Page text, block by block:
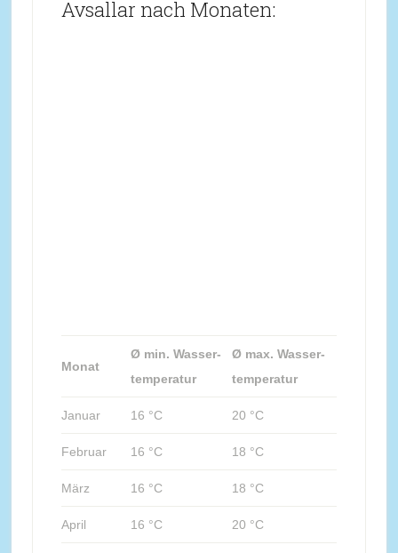
Avsallar nach Monaten:
Monat
Ø min. Wasser-
temperatur
Ø max. Wasser-
temperatur
Januar 16 °C 20 °C
Februar 16 °C 18 °C
März 16 °C 18 °C
April 16 °C 20 °C